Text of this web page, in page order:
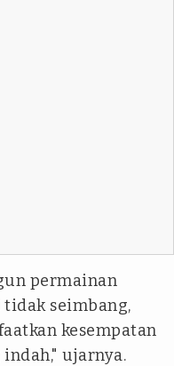
permainan
seimbang,
kesempatan
ujarnya.